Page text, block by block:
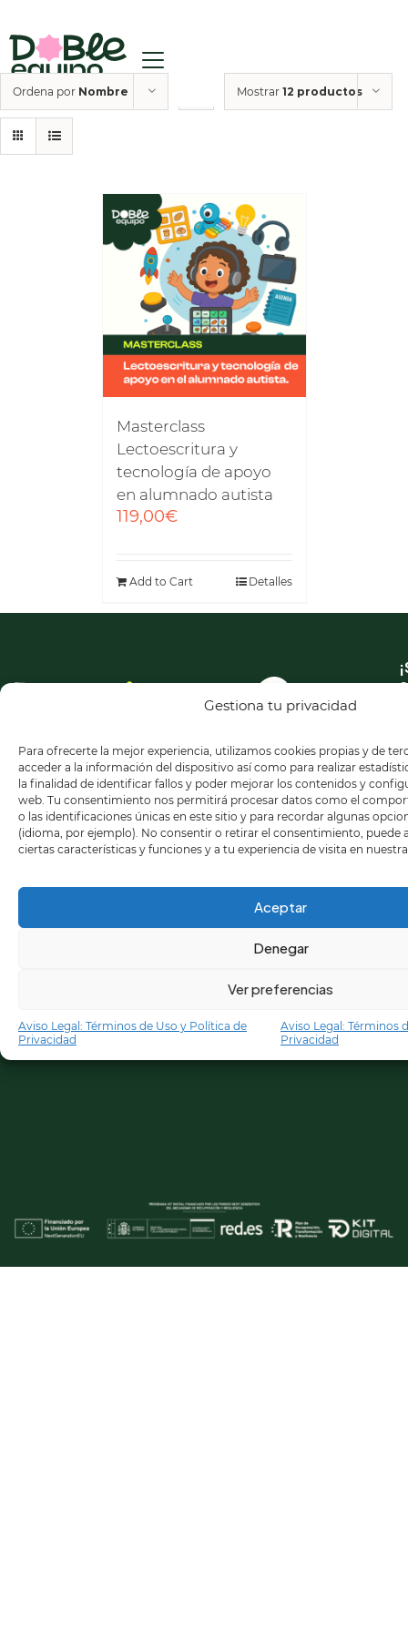
Gestiona tu privacidad
Para ofrecerte la mejor experiencia, utilizamos cookies propias y de
acceder a la información del dispositivo así como para realizar
la finalidad de identificar fallos y poder mejorar los contenidos y
web. Tu consentimiento nos permitirá procesar datos como el
o las identificaciones únicas en este sitio y para recordar algunas
(idioma, por ejemplo). No consentir o retirar el consentimiento, puede
ciertas características y funciones y a tu experiencia de visita en
Aceptar
Denegar
Ver preferencias
Aviso Legal: Términos de Uso y Política de
Privacidad
Aviso Legal: Términos
Privacidad
Ordena por Nombre Mostrar 12 productos
Masterclass
Lectoescritura y
tecnología de apoyo
en alumnado autista
119,00€
Add to Cart Detalles
a